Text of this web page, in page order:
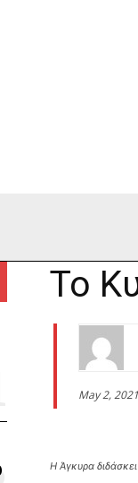
Το
May 2, 2021
Η Άγκυρα